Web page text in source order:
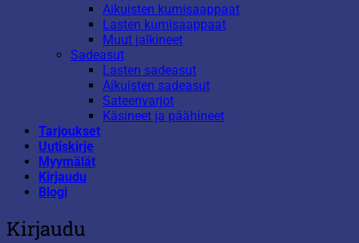
Aikuisten kumisaappaat
Lasten kumisaappaat
Muut jalkineet
Sadeasut
Lasten sadeasut
Aikuisten sadeasut
Sateenvarjot
Käsineet ja päähineet
Tarjoukset
Uutiskirje
Myymälät
Kirjaudu
Blogi
Kirjaudu